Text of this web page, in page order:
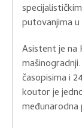
putovanjima
Asistent je na
časopisima i
koutor je